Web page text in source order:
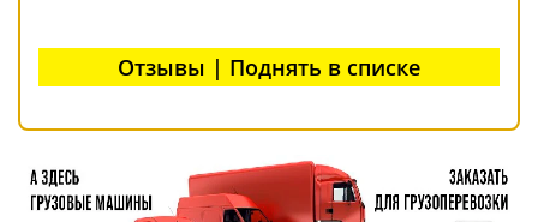
Отзывы | Поднять в списке